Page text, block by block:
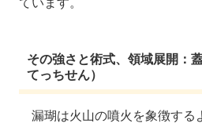
その強さと術式、領域展開：
てっちせん）
漏瑚は火山の噴火を象徴する